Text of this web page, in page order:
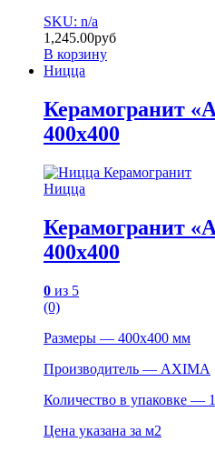
SKU: n/a
1,245.00руб
В корзину
Ницца
Керамогранит
400х400
Ницца
Керамогранит
400х400
0 из 5
(0)
Размеры — 400х400 мм
Производитель — AXIMA
Количество в упаковке —
Цена указана за м2